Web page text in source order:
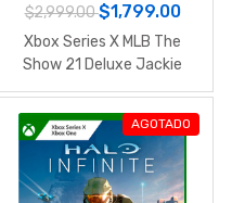
$2,999.00$1,799.00
Xbox Series X MLB The
Show 21 Deluxe Jackie
Robinson Edition
AGOTADO